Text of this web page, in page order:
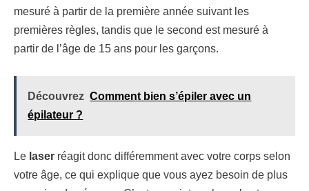
mesuré à partir de la première année suivant les
premières règles, tandis que le second est mesuré à
partir de l’âge de 15 ans pour les garçons.
Découvrez Comment bien s’épiler avec un
épilateur ?
Le laser réagit donc différemment avec votre corps selon
votre âge, ce qui explique que vous ayez besoin de plus